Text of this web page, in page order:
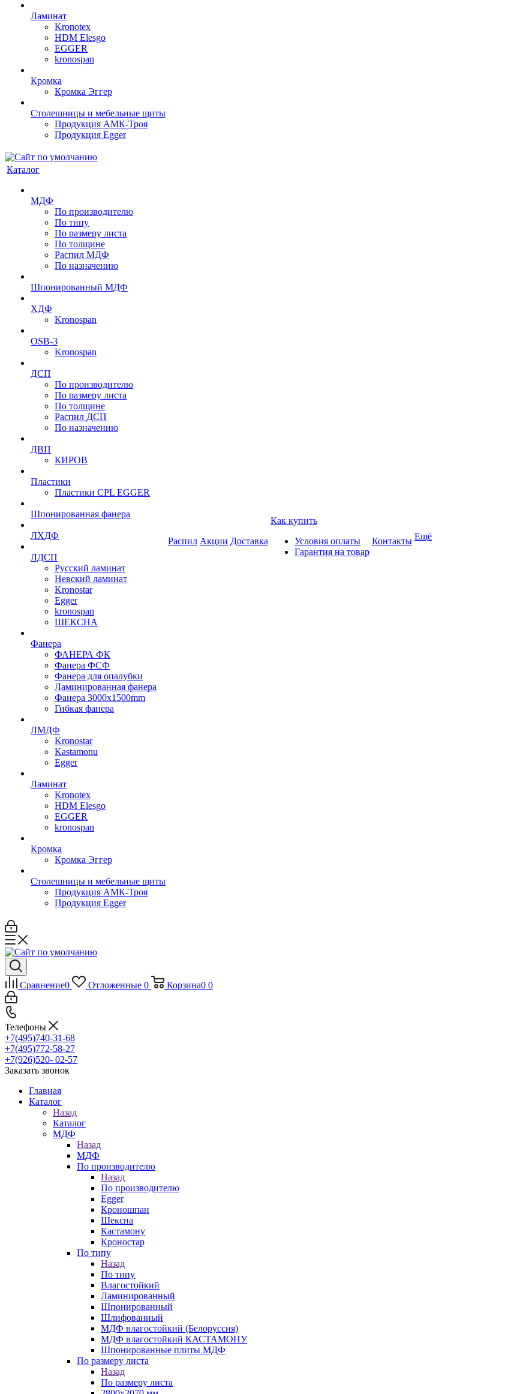
Ламинат
Kronotex
HDM Elesgo
EGGER
kronospan
Кромка
Кромка Эггер
Столешницы и мебельные щиты
Продукция АМК-Троя
Продукция Egger
Каталог
МДФ
По производителю
По типу
По размеру листа
По толщине
Распил МДФ
По назначению
Шпонированный МДФ
ХДФ
Kronospan
OSB-3
Kronospan
ДСП
По производителю
По размеру листа
По толщине
Распил ДСП
По назначению
ДВП
КИРОВ
Пластики
Пластики CPL EGGER
Шпонированная фанера
ЛХДФ
ЛДСП
Русский ламинат
Невский ламинат
Kronostar
Egger
kronospan
ШЕКСНА
Фанера
ФАНЕРА ФК
Фанера ФСФ
Фанера для опалубки
Ламинированная фанера
Фанера 3000х1500mm
Гибкая фанера
ЛМДФ
Kronostar
Kastamonu
Egger
Ламинат
Kronotex
HDM Elesgo
EGGER
kronospan
Кромка
Кромка Эггер
Столешницы и мебельные щиты
Продукция АМК-Троя
Продукция Egger
Распил Акции Доставка
Как купить
Условия оплаты
Гарантия на товар
Контакты Ещё
Сравнение0 Отложенные 0 Корзина0 0
Телефоны
+7(495)740-31-68
+7(495)772-58-27
+7(926)520- 02-57
Заказать звонок
Главная
Каталог
Назад
Каталог
МДФ
Назад
МДФ
По производителю
Назад
По производителю
Egger
Кроношпан
Шексна
Кастамону
Кроностар
По типу
Назад
По типу
Влагостойкий
Ламинированный
Шпонированный
Шлифованный
МДФ влагостойкий (Белоруссия)
МДФ влагостойкий КАСТАМОНУ
Шпонированные плиты МДФ
По размеру листа
Назад
По размеру листа